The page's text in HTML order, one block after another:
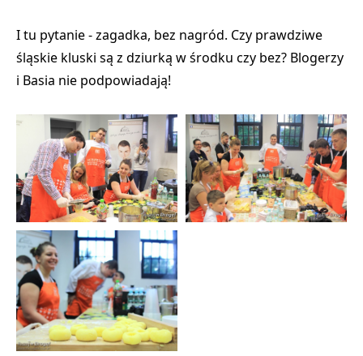
I tu pytanie - zagadka, bez nagród. Czy prawdziwe
śląskie kluski są z dziurką w środku czy bez? Blogerzy
i Basia nie podpowiadają!